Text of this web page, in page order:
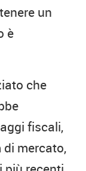
un
è
che
fiscali,
mercato,